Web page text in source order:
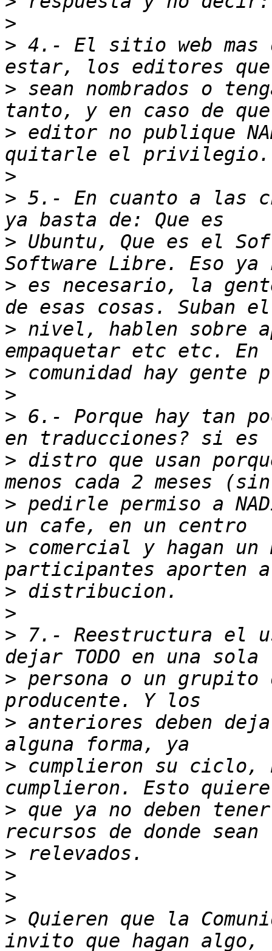
>
> 4.- El sitio web mas
> sean nombrados o
> editor no publique
>
> 5.- En cuanto a las
> Ubuntu, Que es el
> es necesario, la
> nivel, hablen sobre
>
>
> 6.- Porque hay tan
> distro que usan
> pedirle permiso a
> comercial y hagan un
>
>
> 7.- Reestructura el
> persona o un grupito
> anteriores deben
> cumplieron su ciclo,
> que ya no deben
>
>
>
> Quieren que la